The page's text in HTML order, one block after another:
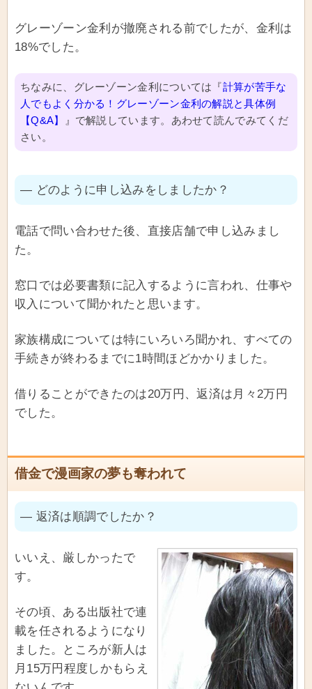
グレーゾーン金利が撤廃される前でしたが、金利は
18%でした。
ちなみに、グレーゾーン金利については『計算が苦手な
人でもよく分かる！グレーゾーン金利の解説と具体例
【Q&A】
』で解説しています。あわせて読んでみてくだ
さい。
― どのように申し込みをしましたか？
電話で問い合わせた後、直接店舗で申し込みまし
た。
窓口では必要書類に記入するように言われ、仕事や
収入について聞かれたと思います。
家族構成については特にいろいろ聞かれ、すべての
手続きが終わるまでに1時間ほどかかりました。
借りることができたのは20万円、返済は月々2万円
でした。
借金で漫画家の夢も奪われて
― 返済は順調でしたか？
いいえ、厳しかったで
す。
その頃、ある出版社で連
載を任されるようになり
ました。ところが新人は
月15万円程度しかもらえ